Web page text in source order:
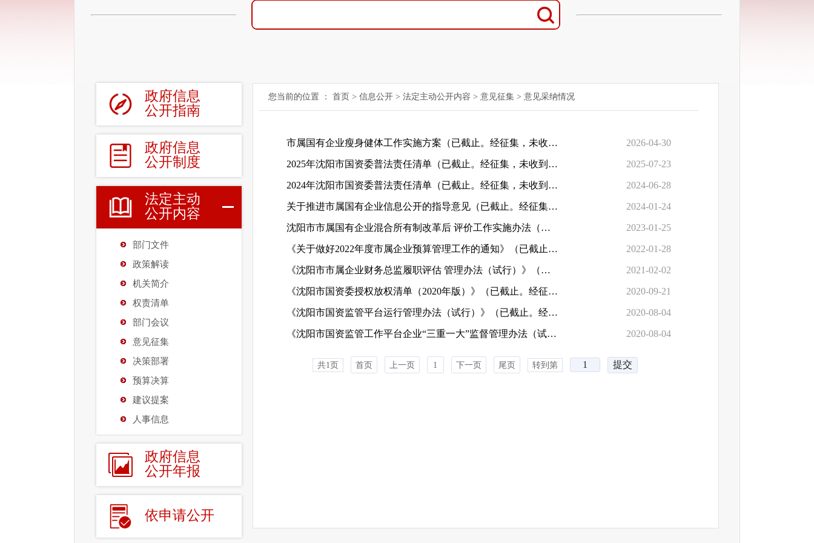
政府信息
公开指南
政府信息
公开制度
法定主动
公开内容
部门文件
政策解读
机关简介
权责清单
部门会议
意见征集
决策部署
预算决算
建议提案
人事信息
政府信息
公开年报
依申请公开
您当前的位置 ： 首页 > 信息公开 > 法定主动公开内容 > 意见征集 > 意见采纳情况
市属国有企业瘦身健体工作实施方案（已截止。经征集，未收到公众... 2026-04-30
2025年沈阳市国资委普法责任清单（已截止。经征集，未收到公众反... 2025-07-23
2024年沈阳市国资委普法责任清单（已截止。经征集，未收到公众反... 2024-06-28
关于推进市属国有企业信息公开的指导意见（已截止。经征集，未收... 2024-01-24
沈阳市市属国有企业混合所有制改革后 评价工作实施办法（试行）... 2023-01-25
《关于做好2022年度市属企业预算管理工作的通知》（已截止。经征... 2022-01-28
《沈阳市市属企业财务总监履职评估 管理办法（试行）》（已截止... 2021-02-02
《沈阳市国资委授权放权清单（2020年版）》（已截止。经征集，未... 2020-09-21
《沈阳市国资监管平台运行管理办法（试行）》（已截止。经征集，... 2020-08-04
《沈阳市国资监管工作平台企业“三重一大”监督管理办法（试行）... 2020-08-04
共1页 首页 上一页 1 下一页 尾页 转到第